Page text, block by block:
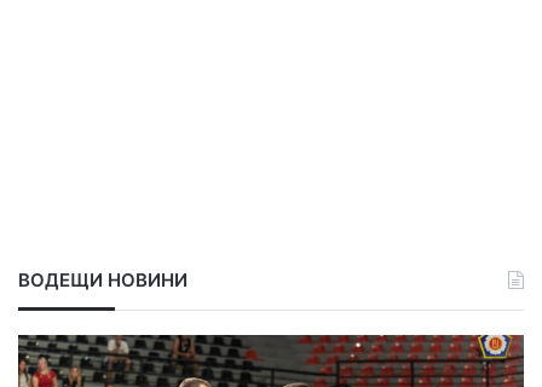
ВОДЕЩИ НОВИНИ
В
л